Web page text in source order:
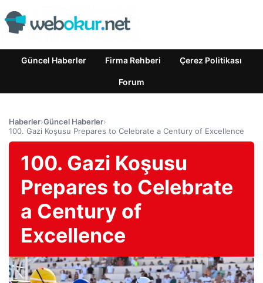
Güncel Haberler Firma Rehberi Çerez Politikası
Forum
Haberler›Güncel Haberler›
100. Gazi Koşusu Prepares to Celebrate a Century of Excellence
100. Gazi Koşusu
Prepares to Celebrate
a Century of
Excellence